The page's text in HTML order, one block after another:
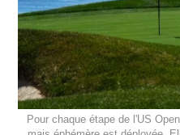
Pour chaque étape de l'US